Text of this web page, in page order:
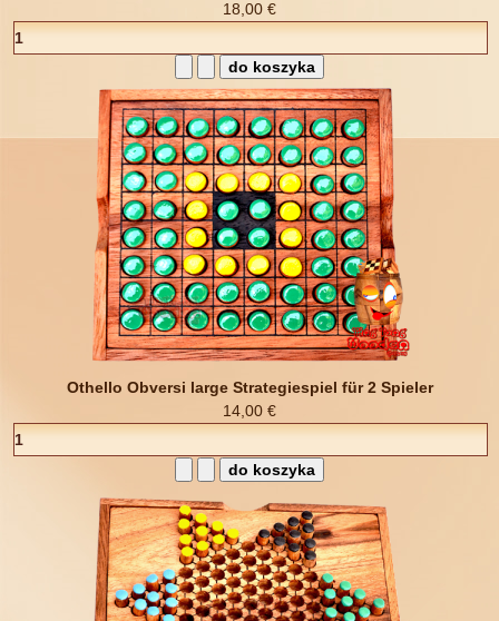
18,00 €
Othello Obversi large Strategiespiel für 2 Spieler
14,00 €